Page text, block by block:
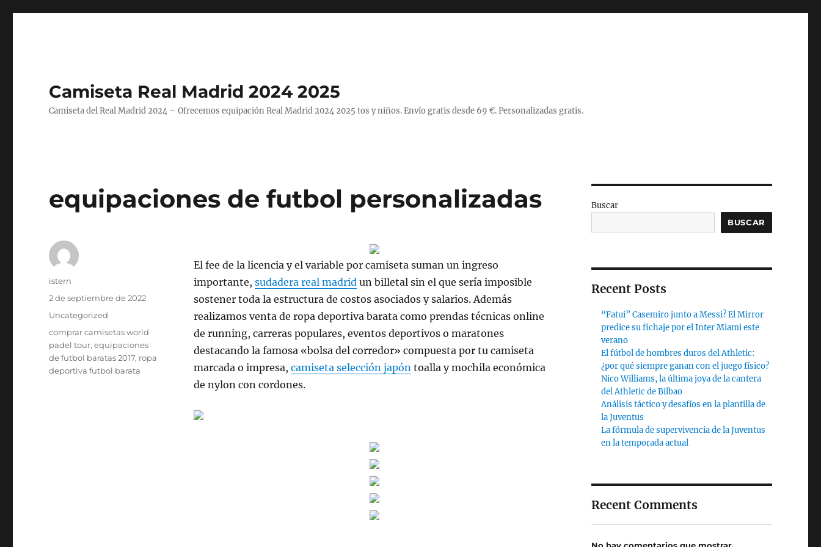
Camiseta Real Madrid 2024 2025
Camiseta del Real Madrid 2024 – Ofrecemos equipación Real Madrid 2024 2025 tos y niños. Envío gratis desde 69 €. Personalizadas gratis.
equipaciones de futbol personalizadas
El fee de la licencia y el variable por camiseta suman un ingreso
importante, sudadera real madridun billetal sin el que sería imposible
sostener toda la estructura de costos asociados y salarios. Además
realizamos venta de ropa deportiva barata como prendas técnicas online
de running, carreras populares, eventos deportivos o maratones
destacando la famosa «bolsa del corredor» compuesta por tu camiseta
marcada o impresa, camiseta selección japóntoalla y mochila económica
de nylon con cordones.
Autor
istern
Publicado
2 de septiembre de 2022
Categorías
Uncategorized
Etiquetas
comprar camisetas world
padel tour,equipaciones
de futbol baratas 2017, ropa
deportiva futbol barata
Buscar
BUSCAR
Recent Posts
“Fatui” Casemiro junto a Messi? El Mirror
predice su fichaje por el Inter Miami este
verano
El fútbol de hombres duros del Athletic:
¿por qué siempre ganan con el juego físico?
Nico Williams, la última joya de la cantera
del Athletic de Bilbao
Análisis táctico y desafíos en la plantilla de
la Juventus
La fórmula de supervivencia de la Juventus
en la temporada actual
Recent Comments
No hay comentarios que mostrar.